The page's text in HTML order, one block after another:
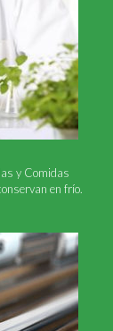
y Comidas
en frío.